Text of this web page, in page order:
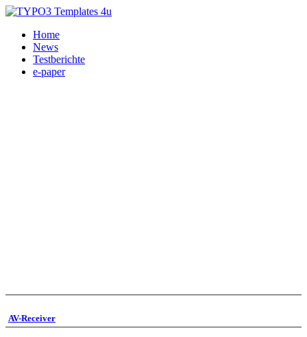
Home
News
Testberichte
e-paper
AV-Receiver